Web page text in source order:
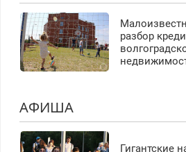
разбор
АФИША
Гигантские